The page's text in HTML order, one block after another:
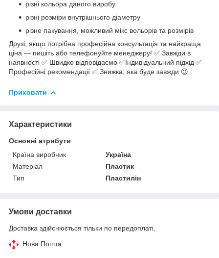
різні кольора даного виробу.
різні розміри внутрішнього діаметру
різне пакування, можливий мікс вольорів та розмірів
Друзі, якщо потрібна професійна консультація та найкраща
ціна — пишіть або телефонуйте менеджеру! ✅ Завжди в
наявності ✅ Швидко відповідаємо ✅Індивідуальний підхід ✅
Професійні рекомендації ✅ Знижка, яка буде завжди 😉
Приховати
Характеристики
Основні атрибути
Країна виробник
Україна
Матеріал
Пластик
Тип
Пластилін
Умови доставки
Доставка здійснюється тільки по передоплаті.
Нова Пошта